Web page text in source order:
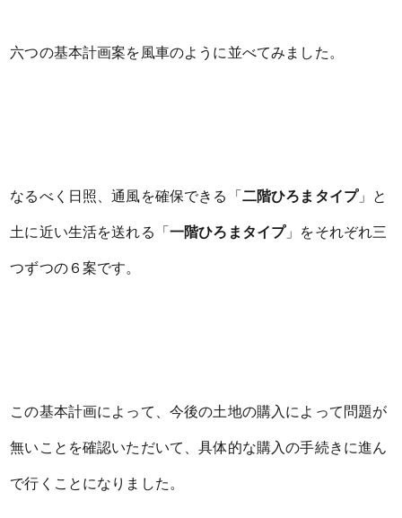
六つの基本計画案を風車のように並べてみました。
なるべく日照、通風を確保できる「二階ひろまタイプ」と
土に近い生活を送れる「一階ひろまタイプ」をそれぞれ三
つずつの６案です。
この基本計画によって、今後の土地の購入によって問題が
無いことを確認いただいて、具体的な購入の手続きに進ん
で行くことになりました。